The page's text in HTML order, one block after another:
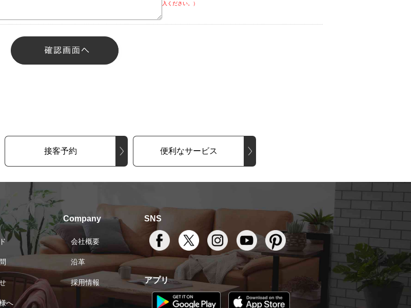
入ください。）
接客予約 便利なサービス
へ
Company
会社概要
沿革
採用情報
SNS
アプリ